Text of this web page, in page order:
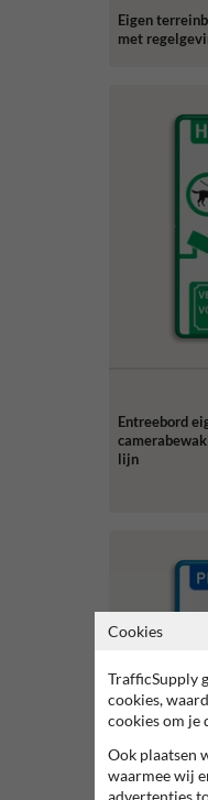
Eigen
Entreebord
lijn
Cookies
TrafficSupply
cookies,
cookies om je
Ook plaatsen
waarmee wij
advertenties